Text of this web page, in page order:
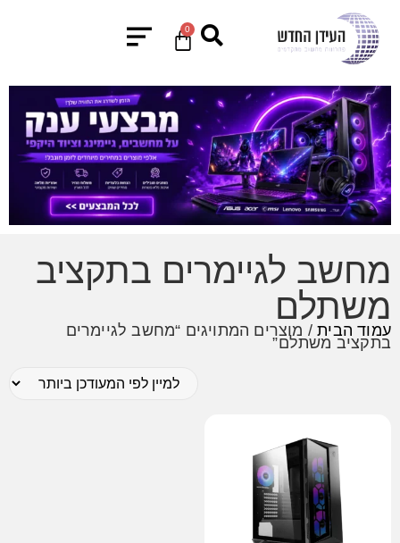
0
מחשב לגיימרים בתקציב
משתלם
עמוד הבית/ מוצרים המתויגים “מחשב לגיימרים
בתקציב משתלם”